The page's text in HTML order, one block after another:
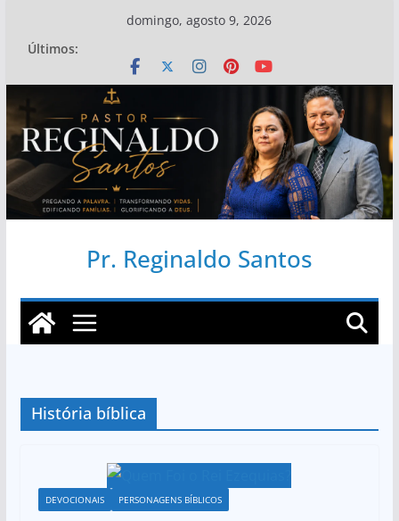
conteúdo
domingo, agosto 9, 2026
Últimos:
Pr. Reginaldo Santos
História bíblica
DEVOCIONAIS PERSONAGENS BÍBLICOS